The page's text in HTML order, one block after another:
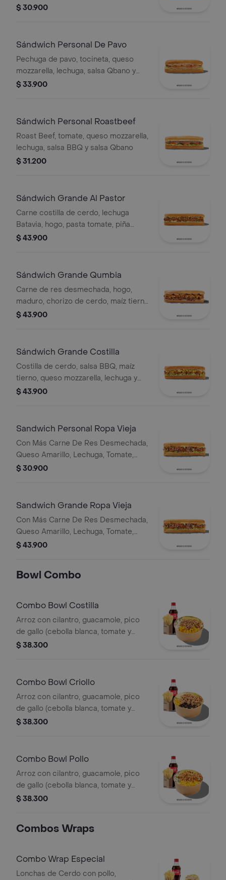
salsa Qbano.
$ 30.900
Sándwich Personal De Pavo
Pechuga de pavo, tocineta, queso
mozzarella, lechuga, salsa Qbano y
miel mostaza.
$ 33.900
Sándwich Personal Roastbeef
Roast Beef, tomate, queso mozzarella,
lechuga, salsa BBQ y salsa Qbano
$ 31.200
Sándwich Grande Al Pastor
Carne costilla de cerdo, lechuga
Batavia, hogo, pasta tomate, piña
calada asada, cebolla blanca y
$ 43.900
Sándwich Grande Qumbia
Carne de res desmechada, hogo,
maduro, chorizo de cerdo, maíz tierno
y salsa Qbano.
$ 43.900
Sándwich Grande Costilla
Costilla de cerdo, salsa BBQ, maíz
tierno, queso mozzarella, lechuga y
salsa Qbano.
$ 43.900
Sandwich Personal Ropa Vieja
Con Más Carne De Res Desmechada,
Queso Amarillo, Lechuga, Tomate,
Pimentón, Apio, Mostaza, Salsa Bbq,
$ 30.900
Sandwich Grande Ropa Vieja
Con Más Carne De Res Desmechada,
Queso Amarillo, Lechuga, Tomate,
Pimentón, Apio, Mostaza, Salsa Bbq,
$ 43.900
Bowl Combo
Combo Bowl Costilla
Arroz con cilantro, guacamole, pico
de gallo (cebolla blanca, tomate y
cilantro), piña calada asada y costilla
$ 38.300
Combo Bowl Criollo
Arroz con cilantro, guacamole, pico
de gallo (cebolla blanca, tomate y
cilantro), carne de res desmechada,
$ 38.300
Combo Bowl Pollo
Arroz con cilantro, guacamole, pico
de gallo (cebolla blanca, tomate y
cilantro), maíz tierno, hogo y pechuga
$ 38.300
Combos Wraps
Combo Wrap Especial
Lonchas de Cerdo con pollo,